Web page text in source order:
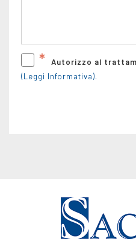
*
Autorizzo al
(Leggi Informativa).